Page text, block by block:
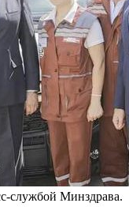
службой Минздрава.